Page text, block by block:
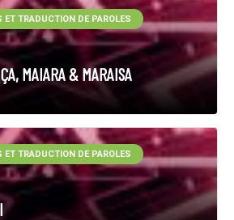
MAIARA & MARAISA
TRADUCTION DE PAROLES
TRADUCTION DE PAROLES